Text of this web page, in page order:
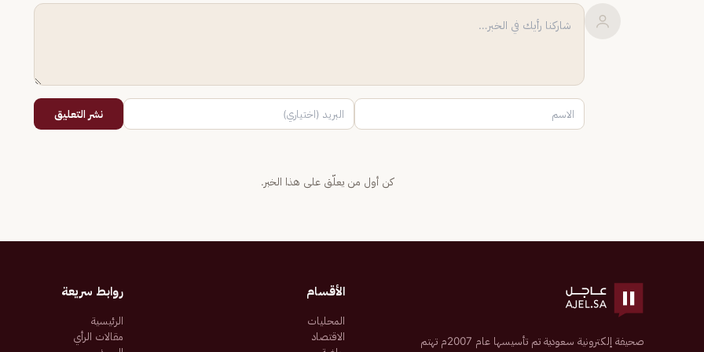
نشر التعليق
كن أول من يعلّق على هذا الخبر.
صحيفة إلكترونية سعودية تم تأسيسها عام 2007م تهتم
الأقسام
المحليات
الاقتصاد
روابط سريعة
الرئيسية
مقالات الرأي